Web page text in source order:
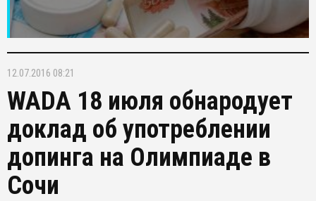
12.07.2016 08:21
WADA 18 июля обнародует
доклад об употреблении
допинга на Олимпиаде в
Сочи